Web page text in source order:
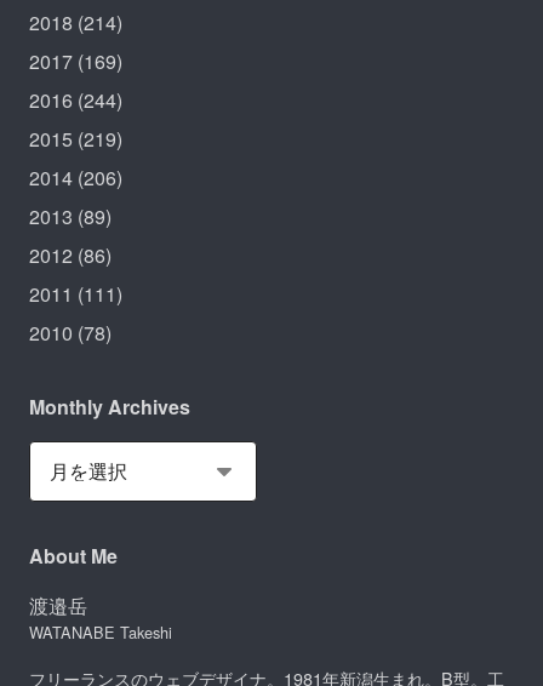
2018 (214)
2017 (169)
2016 (244)
2015 (219)
2014 (206)
2013 (89)
2012 (86)
2011 (111)
2010 (78)
Monthly Archives
About Me
渡邉岳
WATANABE Takeshi
フリーランスのウェブデザイナ。1981年新潟生まれ。B型。工